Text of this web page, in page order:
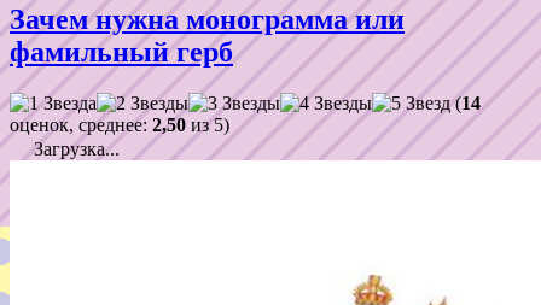
Зачем нужна монограмма или
фамильный герб
(14
оценок, среднее: 2,50 из 5)
Загрузка...